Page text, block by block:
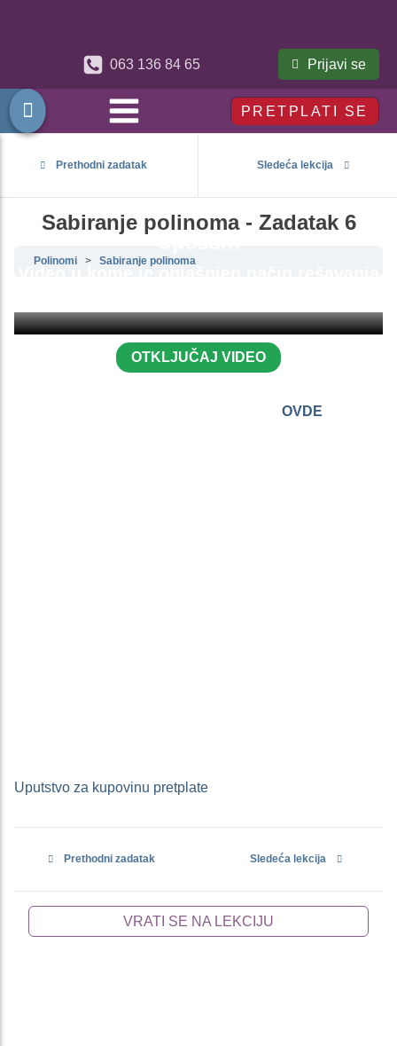
063 136 84 65 Prijavi se
PRETPLATI SE
Prethodni zadatak Sledeća lekcija
Sabiranje polinoma - Zadatak 6
Polinomi Sabiranje polinoma
OTKLJUČAJ VIDEO
OVDE
Uputstvo za kupovinu pretplate
Prethodni zadatak Sledeća lekcija
VRATI SE NA LEKCIJU